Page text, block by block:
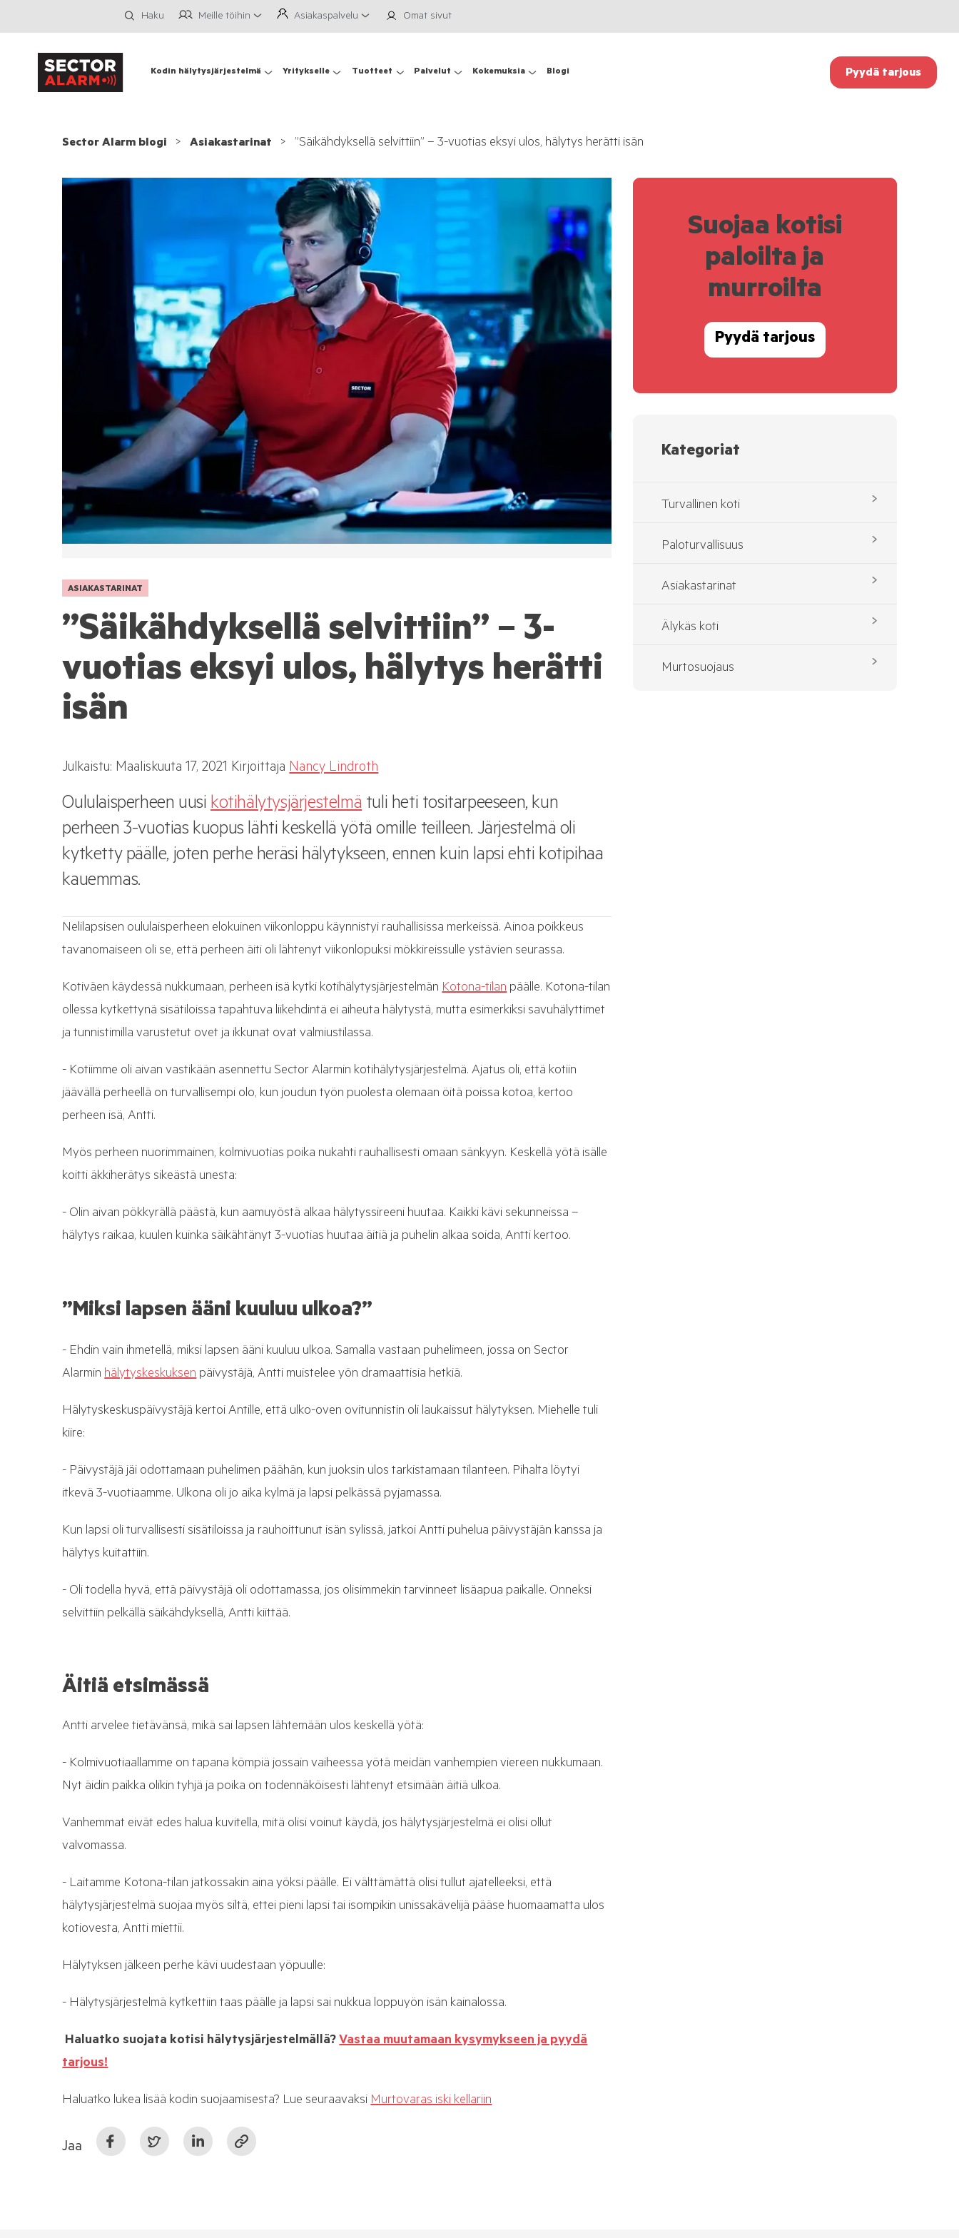
Kodin hälytysjärjestelmä Yritykselle Tuotteet Palvelut Kokemuksia Blogi Pyydä tarjous
Haku Meille töihin Asiakaspalvelu Omat sivut
Sector Alarm blogi Asiakastarinat ”Säikähdyksellä selvittiin” – 3-vuotias eksyi ulos, hälytys herätti isän
ASIAKASTARINAT
”Säikähdyksellä selvittiin” – 3-
vuotias eksyi ulos, hälytys herätti
isän
Julkaistu: Maaliskuuta 17, 2021 Kirjoittaja Nancy Lindroth
Oululaisperheen uusi kotihälytysjärjestelmätuli heti tositarpeeseen, kun
perheen 3-vuotias kuopus lähti keskellä yötä omille teilleen. Järjestelmä oli
kytketty päälle, joten perhe heräsi hälytykseen, ennen kuin lapsi ehti kotipihaa
kauemmas.
Nelilapsisen oululaisperheen elokuinen viikonloppu käynnistyi rauhallisissa merkeissä. Ainoa poikkeus
tavanomaiseen oli se, että perheen äiti oli lähtenyt viikonlopuksi mökkireissulle ystävien seurassa.
Kotiväen käydessä nukkumaan, perheen isä kytki kotihälytysjärjestelmän Kotona-tilan päälle. Kotona-tilan
ollessa kytkettynä sisätiloissa tapahtuva liikehdintä ei aiheuta hälytystä, mutta esimerkiksi savuhälyttimet
ja tunnistimilla varustetut ovet ja ikkunat ovat valmiustilassa.
- Kotiimme oli aivan vastikään asennettu Sector Alarmin kotihälytysjärjestelmä. Ajatus oli, että kotiin
jäävällä perheellä on turvallisempi olo, kun joudun työn puolesta olemaan öitä poissa kotoa, kertoo
perheen isä, Antti.
Myös perheen nuorimmainen, kolmivuotias poika nukahti rauhallisesti omaan sänkyyn. Keskellä yötä isälle
koitti äkkiherätys sikeästä unesta:
- Olin aivan pökkyrällä päästä, kun aamuyöstä alkaa hälytyssireeni huutaa. Kaikki kävi sekunneissa –
hälytys raikaa, kuulen kuinka säikähtänyt 3-vuotias huutaa äitiä ja puhelin alkaa soida, Antti kertoo.
”Miksi lapsen ääni kuuluu ulkoa?”
- Ehdin vain ihmetellä, miksi lapsen ääni kuuluu ulkoa. Samalla vastaan puhelimeen, jossa on Sector
Alarmin hälytyskeskuksen päivystäjä, Antti muistelee yön dramaattisia hetkiä.
Hälytyskeskuspäivystäjä kertoi Antille, että ulko-oven ovitunnistin oli laukaissut hälytyksen. Miehelle tuli
kiire:
- Päivystäjä jäi odottamaan puhelimen päähän, kun juoksin ulos tarkistamaan tilanteen. Pihalta löytyi
itkevä 3-vuotiaamme. Ulkona oli jo aika kylmä ja lapsi pelkässä pyjamassa.
Kun lapsi oli turvallisesti sisätiloissa ja rauhoittunut isän sylissä, jatkoi Antti puhelua päivystäjän kanssa ja
hälytys kuitattiin.
- Oli todella hyvä, että päivystäjä oli odottamassa, jos olisimmekin tarvinneet lisäapua paikalle. Onneksi
selvittiin pelkällä säikähdyksellä, Antti kiittää.
Äitiä etsimässä
Antti arvelee tietävänsä, mikä sai lapsen lähtemään ulos keskellä yötä:
- Kolmivuotiaallamme on tapana kömpiä jossain vaiheessa yötä meidän vanhempien viereen nukkumaan.
Nyt äidin paikka olikin tyhjä ja poika on todennäköisesti lähtenyt etsimään äitiä ulkoa.
Vanhemmat eivät edes halua kuvitella, mitä olisi voinut käydä, jos hälytysjärjestelmä ei olisi ollut
valvomassa.
- Laitamme Kotona-tilan jatkossakin aina yöksi päälle. Ei välttämättä olisi tullut ajatelleeksi, että
hälytysjärjestelmä suojaa myös siltä, ettei pieni lapsi tai isompikin unissakävelijä pääse huomaamatta ulos
kotiovesta, Antti miettii.
Hälytyksen jälkeen perhe kävi uudestaan yöpuulle:
- Hälytysjärjestelmä kytkettiin taas päälle ja lapsi sai nukkua loppuyön isän kainalossa.
Haluatko suojata kotisi hälytysjärjestelmällä? Vastaa muutamaan kysymykseen ja pyydä
tarjous!
Haluatko lukea lisää kodin suojaamisesta? Lue seuraavaksi Murtovaras iski kellariin
Jaa
Suojaa kotisi
paloilta ja
murroilta
Pyydä tarjous
Kategoriat
Turvallinen koti
Paloturvallisuus
Asiakastarinat
Älykäs koti
Murtosuojaus